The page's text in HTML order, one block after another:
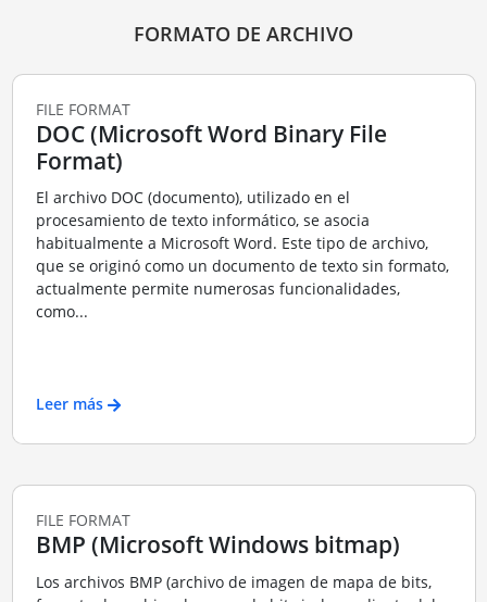
FORMATO DE ARCHIVO
FILE FORMAT
DOC (Microsoft Word Binary File
Format)
El archivo DOC (documento), utilizado en el
procesamiento de texto informático, se asocia
habitualmente a Microsoft Word. Este tipo de archivo,
que se originó como un documento de texto sin formato,
actualmente permite numerosas funcionalidades,
como...
Leer más
FILE FORMAT
BMP (Microsoft Windows bitmap)
Los archivos BMP (archivo de imagen de mapa de bits,